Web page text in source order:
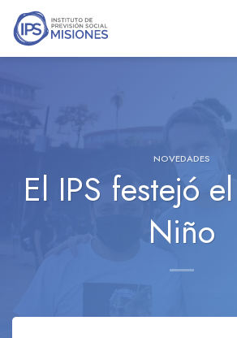
Saltar
contenido
NOVEDADES
El IPS festejó
Niño